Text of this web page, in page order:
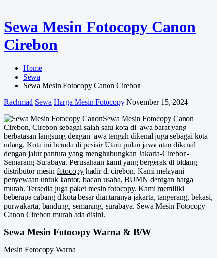
Sewa Mesin Fotocopy Canon
Cirebon
Home
Sewa
Sewa Mesin Fotocopy Canon Cirebon
Rachmad Sewa Harga Mesin Fotocopy November 15, 2024
Sewa Mesin Fotocopy Canon
Cirebon, Cirebon sebagai salah satu kota di jawa barat yang
berbatasan langsung dengan jawa tengah dikenal juga sebagai kota
udang. Kota ini berada di pesisir Utara pulau jawa atau dikenal
dengan jalur pantura yang menghubungkan Jakarta-Cirebon-
Semarang-Surabaya. Perusahaan kami yang bergerak di bidang
distributor mesin fotocopy hadir di cirebon. Kami melayani
penyewaan untuk kantor, badan usaha, BUMN dentgan harga
murah. Tersedia juga paket mesin fotocopy. Kami memiliki
beberapa cabang dikota besar diantaranya jakarta, tangerang, bekasi,
purwakarta, bandung, semarang, surabaya. Sewa Mesin Fotocopy
Canon Cirebon murah ada disini.
Sewa Mesin Fotocopy Warna & B/W
Mesin Fotocopy Warna